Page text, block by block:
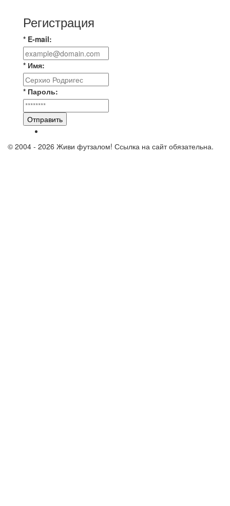
Регистрация
* E-mail:
* Имя:
* Пароль:
Отправить
© 2004 - 2026 Живи футзалом! Ссылка на сайт обязательна.